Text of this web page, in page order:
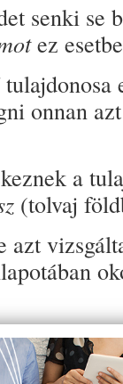
senki
ez
onnan
a
(tolvaj